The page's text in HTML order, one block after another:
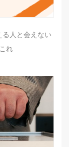
人と会えない
れ